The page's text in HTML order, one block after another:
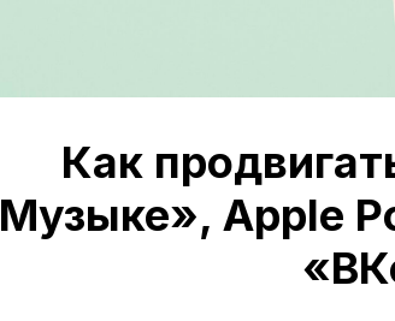
Как
Музыке», Apple